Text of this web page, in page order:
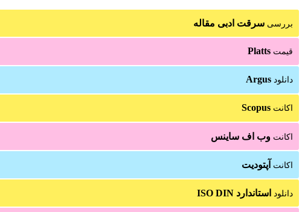
بررسی سرقت ادبی مقاله
قیمت Platts
دانلود Argus
اکانت Scopus
اکانت وب اف ساینس
اکانت آپتودیت
دانلود استاندارد ISO DIN